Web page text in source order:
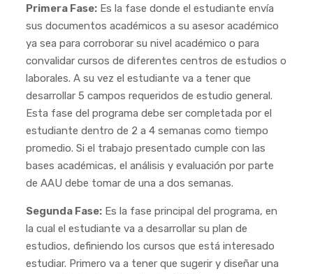
Primera Fase:Es la fase donde el estudiante envía
sus documentos académicos a su asesor académico
ya sea para corroborar su nivel académico o para
convalidar cursos de diferentes centros de estudios o
laborales. A su vez el estudiante va a tener que
desarrollar 5 campos requeridos de estudio general.
Esta fase del programa debe ser completada por el
estudiante dentro de 2 a 4 semanas como tiempo
promedio. Si el trabajo presentado cumple con las
bases académicas, el análisis y evaluación por parte
de AAU debe tomar de una a dos semanas.
Segunda Fase:Es la fase principal del programa, en
la cual el estudiante va a desarrollar su plan de
estudios, definiendo los cursos que está interesado
estudiar. Primero va a tener que sugerir y diseñar una